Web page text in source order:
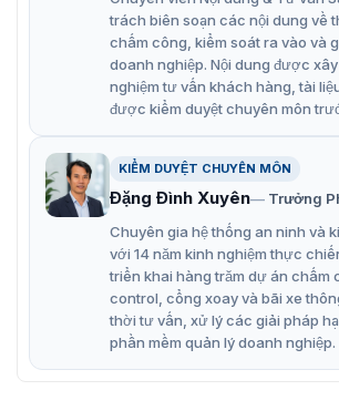
Đối với thẻ tiệm cận 125KHz
Wiegand 26 bit (mặc định)
Bàn phím quay số mã tích hợp (đầu
Chống nước, cấp độ bảo vệ IP65
Bảo vệ chống kết nối sai
Âm thanh được hỗ trợ để thông báo
Bảo vệ phân cực ngược
VietnamSmart – Cung cấp
trách biên soạn các nội dung về
chấm công, kiểm soát ra vào và
doanh nghiệp. Nội dung được
nghiệm tư vấn khách hàng, tài
được kiểm duyệt chuyên môn
KIỂM DUYỆT CHUYÊN MÔN
Đặng Đình Xuyên
Trưởng
Chuyên gia hệ thống an ninh và
với 14 năm kinh nghiệm thực
triển khai hàng trăm dự án chấm
control, cổng xoay và bãi xe
thời tư vấn, xử lý các giải pháp
phần mềm quản lý doanh nghiệp.